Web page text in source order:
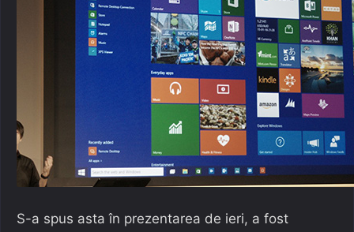
S-a spus asta în prezentarea de ieri, a fost